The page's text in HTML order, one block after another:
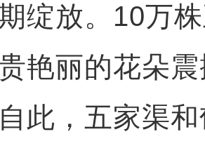
绽放。10万
艳丽的花朵
此，五家渠